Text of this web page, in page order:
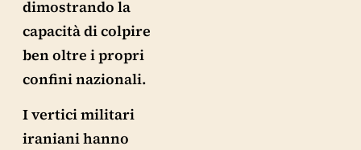
dimostrando la
capacità di colpire
ben oltre i propri
confini nazionali.
I vertici militari
iraniani hanno